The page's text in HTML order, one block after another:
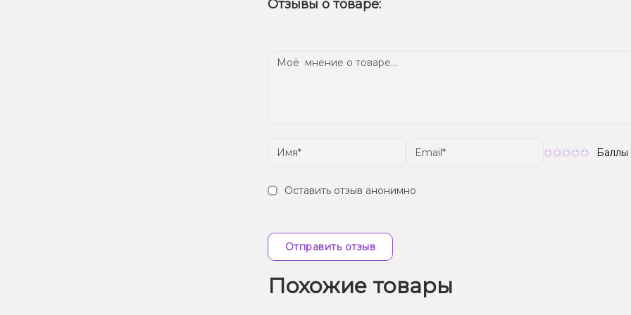
Подтвердите заказ – мы быстро отправим его вам!
нашем телеграмм-канале, чтобы не упустить выгодные
Отзывы о товаре:
Баллы
Оставить отзыв анонимно
Отправить отзыв
Похожие товары